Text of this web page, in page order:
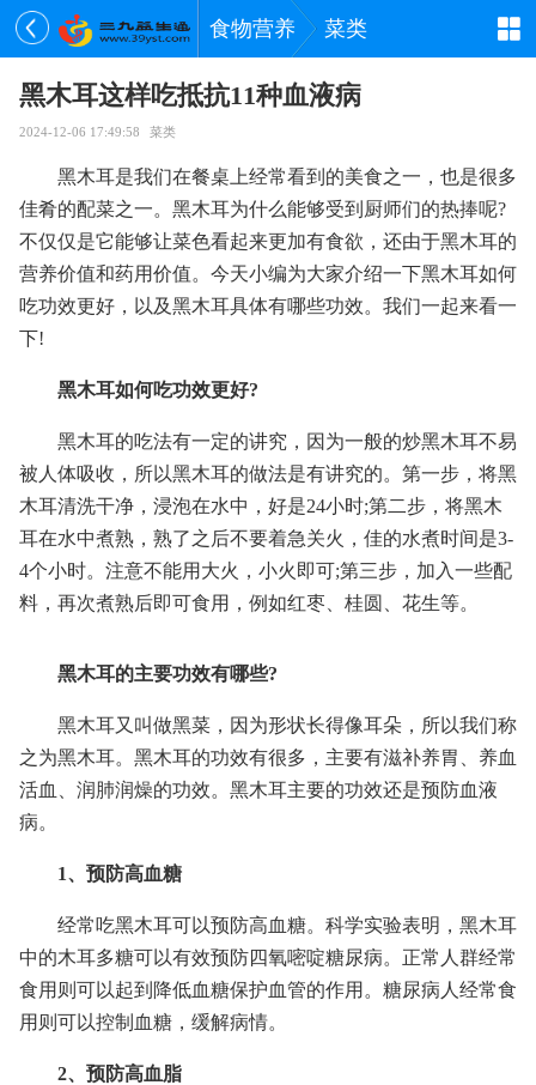
食物营养 菜类
黑木耳这样吃抵抗11种血液病
2024-12-06 17:49:58 菜类
黑木耳是我们在餐桌上经常看到的美食之一，也是很多
佳肴的配菜之一。黑木耳为什么能够受到厨师们的热捧呢?
不仅仅是它能够让菜色看起来更加有食欲，还由于黑木耳的
营养价值和药用价值。今天小编为大家介绍一下黑木耳如何
吃功效更好，以及黑木耳具体有哪些功效。我们一起来看一
下!
黑木耳如何吃功效更好?
黑木耳的吃法有一定的讲究，因为一般的炒黑木耳不易
被人体吸收，所以黑木耳的做法是有讲究的。第一步，将黑
木耳清洗干净，浸泡在水中，好是24小时;第二步，将黑木
耳在水中煮熟，熟了之后不要着急关火，佳的水煮时间是3-
4个小时。注意不能用大火，小火即可;第三步，加入一些配
料，再次煮熟后即可食用，例如红枣、桂圆、花生等。
黑木耳的主要功效有哪些?
黑木耳又叫做黑菜，因为形状长得像耳朵，所以我们称
之为黑木耳。黑木耳的功效有很多，主要有滋补养胃、养血
活血、润肺润燥的功效。黑木耳主要的功效还是预防血液
病。
1、预防高血糖
经常吃黑木耳可以预防高血糖。科学实验表明，黑木耳
中的木耳多糖可以有效预防四氧嘧啶糖尿病。正常人群经常
食用则可以起到降低血糖保护血管的作用。糖尿病人经常食
用则可以控制血糖，缓解病情。
2、预防高血脂